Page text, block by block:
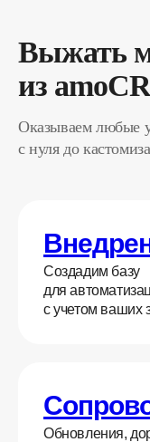
Выжать
из
Оказываем любые
с нуля до
Создадим базу
для
с учетом ваших
Обновления,